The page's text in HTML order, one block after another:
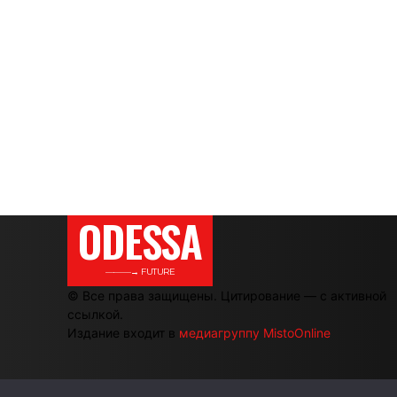
ODESSA
———→ FUTURE
© Все права защищены. Цитирование — с активной
ссылкой.
Издание входит в медиагруппу MistoOnline